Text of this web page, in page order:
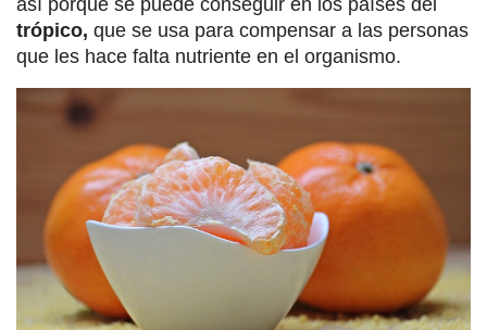
así porque se puede conseguir en los países del
trópico, que se usa para compensar a las personas
que les hace falta nutriente en el organismo.